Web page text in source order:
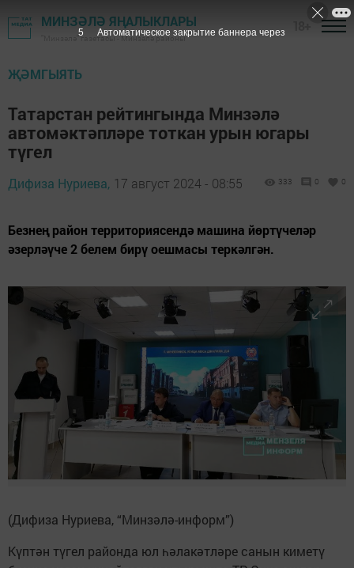
МИНЗӘЛӘ ЯҢАЛЫКЛАРЫ
"Минзәлә" газетасы - Минзәлә районы
ҖӘМГЫЯТЬ
Татарстан рейтингында Минзәлә
автомәктәпләре тоткан урын югары
түгел
Дифиза Нуриева, 17 август 2024 - 08:55 333 0 0
Безнең район территориясендә машина йөртүчеләр
әзерләүче 2 белем бирү оешмасы теркәлгән.
(Дифиза Нуриева, “Минзәлә-информ”)
Күптән түгел районда юл һәлакәтләре санын киметү
3 Автоматическое закрытие баннера через